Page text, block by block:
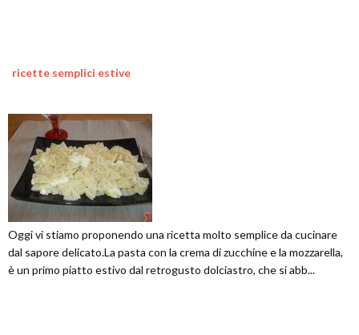
ricette semplici estive
Oggi vi stiamo proponendo una ricetta molto semplice da cucinare
dal sapore delicato.La pasta con la crema di zucchine e la mozzarella,
è un primo piatto estivo dal retrogusto dolciastro, che si abb...